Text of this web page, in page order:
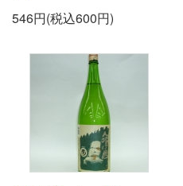
546円(税込600円)